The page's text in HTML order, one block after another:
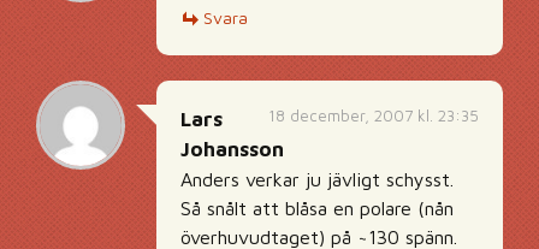
Svara
18 december, 2007 kl. 23:35
Lars
Johansson
Anders verkar ju jävligt schysst.
Så snålt att blåsa en polare (nån
överhuvudtaget) på ~130 spänn.